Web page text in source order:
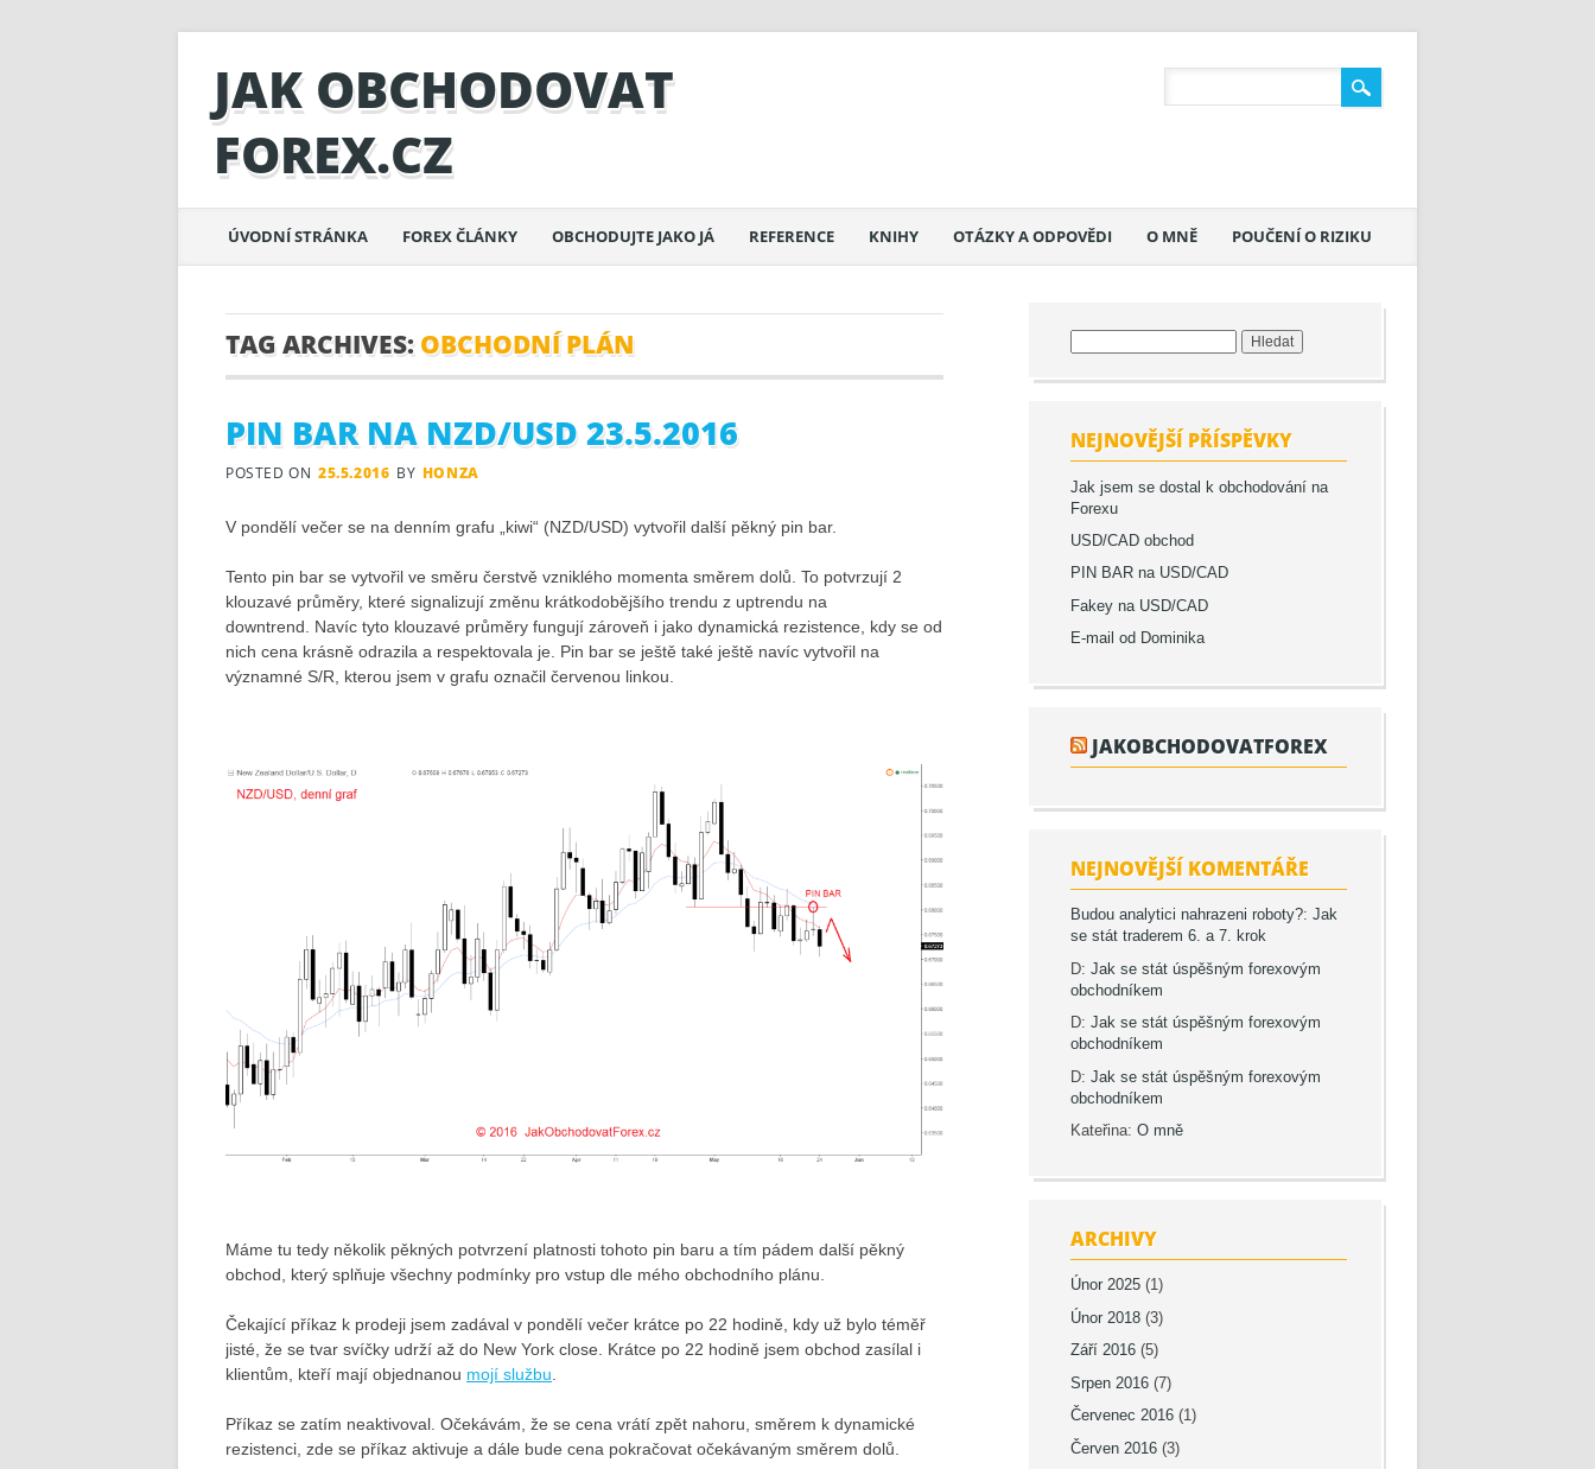
JAK OBCHODOVAT
FOREX.CZ
Main menu
ÚVODNÍ STRÁNKA FOREX ČLÁNKY OBCHODUJTE JAKO JÁ REFERENCE KNIHY OTÁZKY A ODPOVĚDI O MNĚ POUČENÍ O RIZIKU
TAG ARCHIVES: OBCHODNÍ PLÁN
PIN BAR NA NZD/USD 23.5.2016
POSTED ON 25.5.2016 BY HONZA
V pondělí večer se na denním grafu „kiwi“ (NZD/USD) vytvořil další pěkný pin bar.
Tento pin bar se vytvořil ve směru čerstvě vzniklého momenta směrem dolů. To potvrzují 2
klouzavé průměry, které signalizují změnu krátkodobějšího trendu z uptrendu na
downtrend. Navíc tyto klouzavé průměry fungují zároveň i jako dynamická rezistence, kdy se od
nich cena krásně odrazila a respektovala je. Pin bar se ještě také ještě navíc vytvořil na
významné S/R, kterou jsem v grafu označil červenou linkou.
Máme tu tedy několik pěkných potvrzení platnosti tohoto pin baru a tím pádem další pěkný
obchod, který splňuje všechny podmínky pro vstup dle mého obchodního plánu.
Čekající příkaz k prodeji jsem zadával v pondělí večer krátce po 22 hodině, kdy už bylo téměř
jisté, že se tvar svíčky udrží až do New York close. Krátce po 22 hodině jsem obchod zasílal i
klientům, kteří mají objednanou mojí službu.
Příkaz se zatím neaktivoval. Očekávám, že se cena vrátí zpět nahoru, směrem k dynamické
rezistenci, zde se příkaz aktivuje a dále bude cena pokračovat očekávaným směrem dolů.
NEJNOVĚJŠÍ PŘÍSPĚVKY
Jak jsem se dostal k obchodování na
Forexu
USD/CAD obchod
PIN BAR na USD/CAD
Fakey na USD/CAD
E-mail od Dominika
JAKOBCHODOVATFOREX
NEJNOVĚJŠÍ KOMENTÁŘE
Budou analytici nahrazeni roboty?:Jak
se stát traderem 6. a 7. krok
D:Jak se stát úspěšným forexovým
obchodníkem
D:Jak se stát úspěšným forexovým
obchodníkem
D:Jak se stát úspěšným forexovým
obchodníkem
Kateřina:O mně
ARCHIVY
Únor 2025 (1)
Únor 2018 (3)
Září 2016 (5)
Srpen 2016 (7)
Červenec 2016 (1)
Červen 2016 (3)